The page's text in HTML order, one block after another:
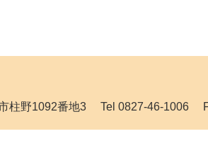
柱野1092番地3 Tel 0827-46-1006